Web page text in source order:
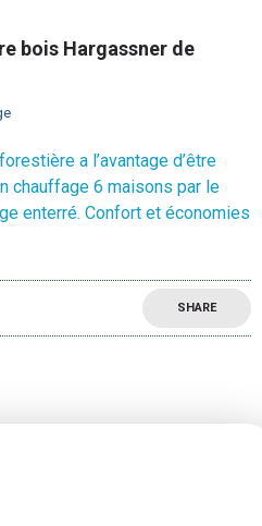
bois Hargassner de
a l’avantage d’être
chauffage 6 maisons par le
enterré. Confort et économies
SHARE